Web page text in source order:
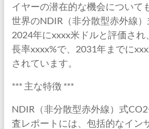
イヤーの潜在的な機会について
世界のNDIR（非分散型赤外線）
2024年にxxxx米ドルと評価さ
長率xxxx%で、2031年までに
されています。
*** 主な特徴 ***
NDIR（非分散型赤外線）式
査レポートには、包括的なイン